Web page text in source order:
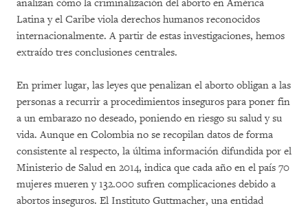
analizan cómo la criminalización del aborto en América
Latina y el Caribe viola derechos humanos reconocidos
internacionalmente. A partir de estas investigaciones, hemos
extraído tres conclusiones centrales.
En primer lugar, las leyes que penalizan el aborto obligan a las
personas a recurrir a procedimientos inseguros para poner fin
a un embarazo no deseado, poniendo en riesgo su salud y su
vida. Aunque en Colombia no se recopilan datos de forma
consistente al respecto, la última información difundida por el
Ministerio de Salud en 2014, indica que cada año en el país 70
mujeres mueren y 132.000 sufren complicaciones debido a
abortos inseguros. El Instituto Guttmacher, una entidad